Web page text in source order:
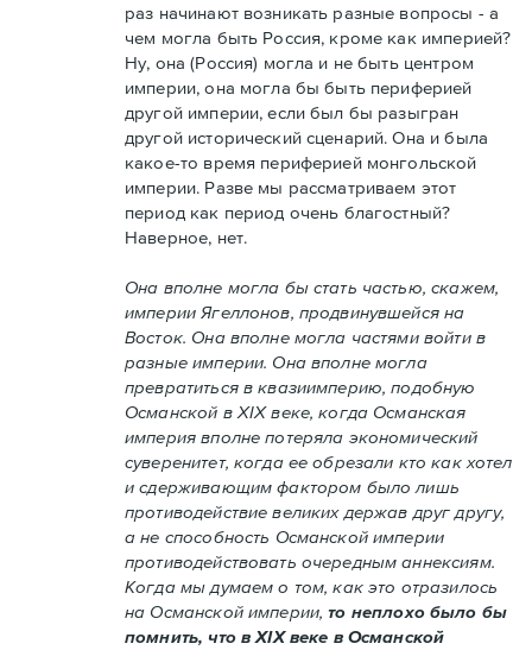
раз начинают возникать разные вопросы - а
чем могла быть Россия, кроме как империей?
Ну, она (Россия) могла и не быть центром
империи, она могла бы быть периферией
другой империи, если был бы разыгран
другой исторический сценарий. Она и была
какое-то время периферией монгольской
империи. Разве мы рассматриваем этот
период как период очень благостный?
Наверное, нет.
Она вполне могла бы стать частью, скажем,
империи Ягеллонов, продвинувшейся на
Восток. Она вполне могла частями войти в
разные империи. Она вполне могла
превратиться в квазиимперию, подобную
Османской в XIX веке, когда Османская
империя вполне потеряла экономический
суверенитет, когда ее обрезали кто как хотел
и сдерживающим фактором было лишь
противодействие великих держав друг другу,
а не способность Османской империи
противодействовать очередным аннексиям.
Когда мы думаем о том, как это отразилось
на Османской империи,то неплохо было бы
помнить, что в XIX веке в Османской